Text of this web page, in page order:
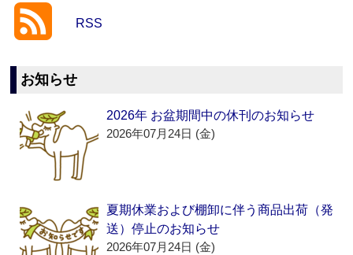
RSS
お知らせ
2026年 お盆期間中の休刊のお知らせ
2026年07月24日 (金)
夏期休業および棚卸に伴う商品出荷（発
送）停止のお知らせ
2026年07月24日 (金)